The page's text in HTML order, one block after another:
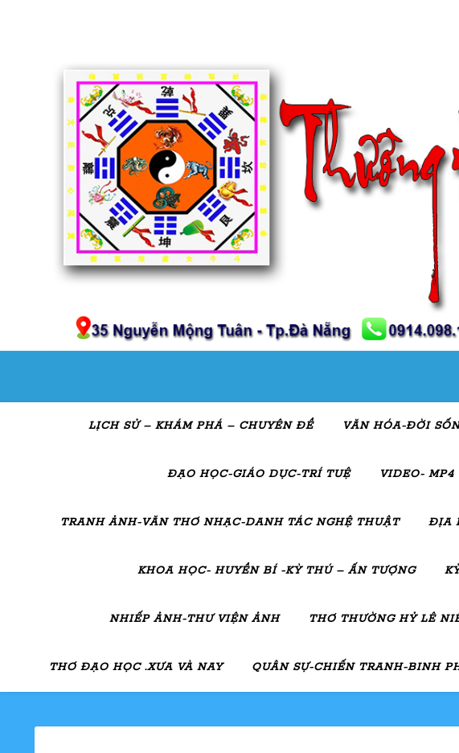
LỊCH SỬ – KHÁM PHÁ – CHUYÊN ĐỀ VĂN HÓA-ĐỜI
ĐẠO HỌC-GIÁO DỤC-TRÍ TUỆ VIDEO- MP4
TRANH ẢNH-VĂN THƠ NHẠC-DANH TÁC NGHỆ THUẬT ĐỊA
KHOA HỌC- HUYỀN BÍ -KỲ THÚ – ẤN TƯỢNG
NHIẾP ẢNH-THƯ VIỆN ẢNH THƠ THƯỜNG HỶ LÊ
THƠ ĐẠO HỌC .XƯA VÀ NAY QUÂN SỰ-CHIẾN TRANH-BINH